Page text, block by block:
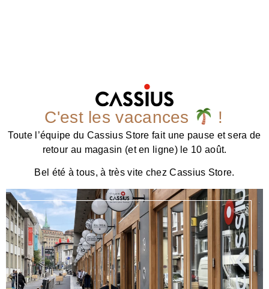
C'est les vacances !
Toute l’équipe du Cassius Store fait une pause et sera de
retour au magasin (et en ligne) le 10 août.
Bel été à tous, à très vite chez Cassius Store.